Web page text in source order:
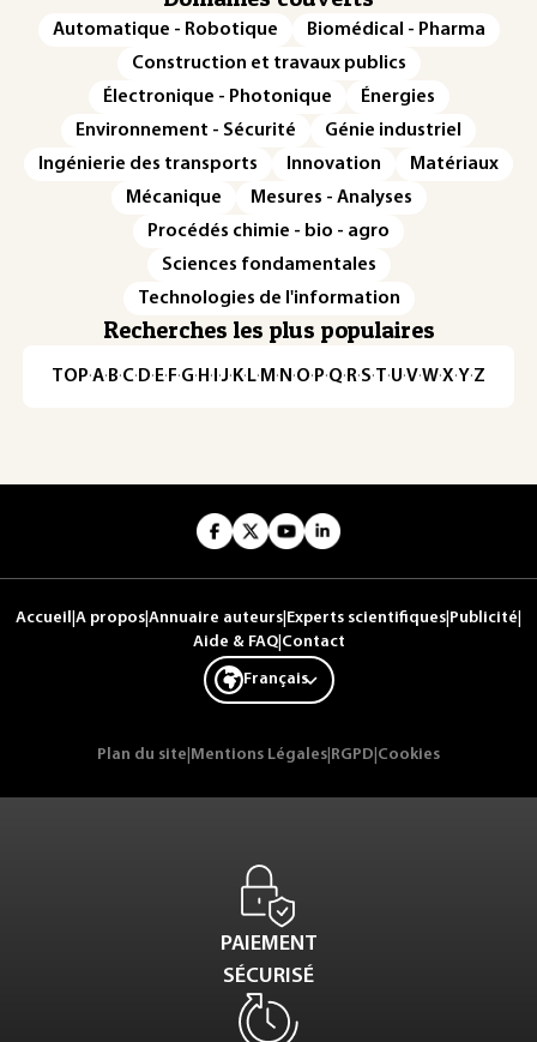
Automatique - Robotique
Biomédical - Pharma
Construction et travaux publics
Électronique - Photonique
Énergies
Environnement - Sécurité
Génie industriel
Ingénierie des transports
Innovation
Matériaux
Mécanique
Mesures - Analyses
Procédés chimie - bio - agro
Sciences fondamentales
Technologies de l'information
Recherches les plus populaires
TOP·A·B·C· D· E· F·G· H · ·J· K· L· M · N ·O· P·Q· R·S·T·U·V·W·X·Y·Z
Accueil A propos Annuaire auteurs Experts scientifiques Publicité
Aide & FAQ| Contact
Français
Plan du site Mentions Légales RGPD Cookies
PAIEMENT
SÉCURISÉ